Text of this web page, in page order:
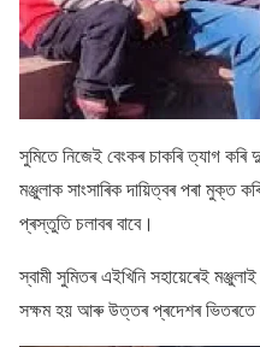
সুমিতে নিজেই বেংকৰ চাকৰি ত্যাগ
মঞ্জুলাক সাংসাৰিক দায়িত্বৰ পৰা মুক্ত
প্ৰস্তুতি চলাবৰ বাবে।
স্বামী সুমিতৰ এইখিনি সহায়েৰেই
সক্ষম হয় আৰু উত্তৰ প্ৰদেশৰ ভিতৰতে